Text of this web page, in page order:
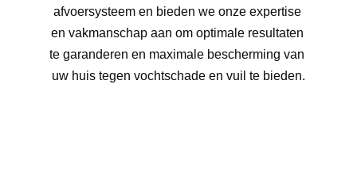
afvoersysteem en bieden we onze expertise
en vakmanschap aan om optimale resultaten
te garanderen en maximale bescherming van
uw huis tegen vochtschade en vuil te bieden.